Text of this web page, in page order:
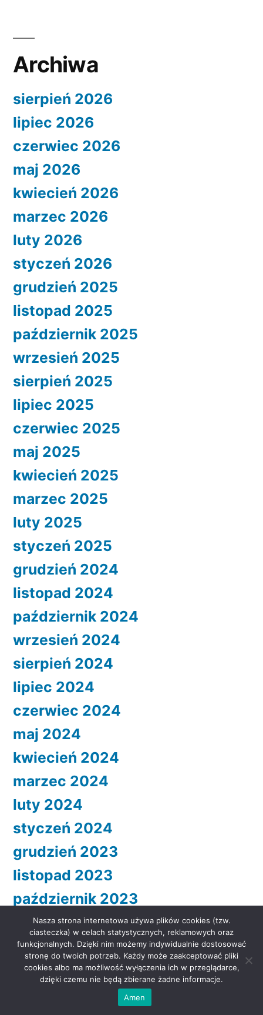
Archiwa
sierpień 2026
lipiec 2026
czerwiec 2026
maj 2026
kwiecień 2026
marzec 2026
luty 2026
styczeń 2026
grudzień 2025
listopad 2025
październik 2025
wrzesień 2025
sierpień 2025
lipiec 2025
czerwiec 2025
maj 2025
kwiecień 2025
marzec 2025
luty 2025
styczeń 2025
grudzień 2024
listopad 2024
październik 2024
wrzesień 2024
sierpień 2024
lipiec 2024
czerwiec 2024
maj 2024
kwiecień 2024
marzec 2024
luty 2024
styczeń 2024
grudzień 2023
listopad 2023
październik 2023
wrzesień 2023
sierpień 2023
lipiec 2023
czerwiec 2023
Nasza strona internetowa używa plików cookies (tzw.
ciasteczka) w celach statystycznych, reklamowych oraz
funkcjonalnych. Dzięki nim możemy indywidualnie dostosować
stronę do twoich potrzeb. Każdy może zaakceptować pliki
cookies albo ma możliwość wyłączenia ich w przeglądarce,
dzięki czemu nie będą zbierane żadne informacje.
Amen